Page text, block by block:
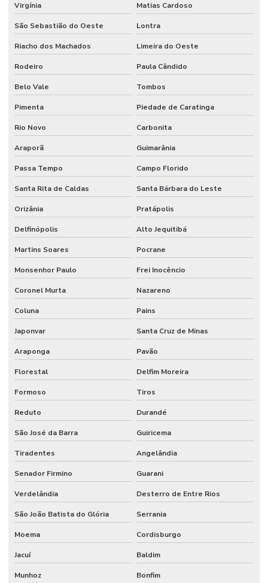
Virgínia Matias Cardoso
São Sebastião do Oeste Lontra
Riacho dos Machados Limeira do Oeste
Rodeiro Paula Cândido
Belo Vale Tombos
Pimenta Piedade de Caratinga
Rio Novo Carbonita
Araporã Guimarânia
Passa Tempo Campo Florido
Santa Rita de Caldas Santa Bárbara do Leste
Orizânia Pratápolis
Delfinópolis Alto Jequitibá
Martins Soares Pocrane
Monsenhor Paulo Frei Inocêncio
Coronel Murta Nazareno
Coluna Pains
Japonvar Santa Cruz de Minas
Araponga Pavão
Florestal Delfim Moreira
Formoso Tiros
Reduto Durandé
São José da Barra Guiricema
Tiradentes Angelândia
Senador Firmino Guarani
Verdelândia Desterro de Entre Rios
São João Batista do Glória Serrania
Moema Cordisburgo
Jacuí Baldim
Munhoz Bonfim